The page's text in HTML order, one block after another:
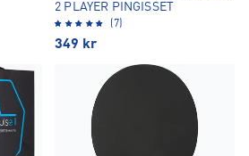
2 PLAYER PINGISSET
(7)
349 kr